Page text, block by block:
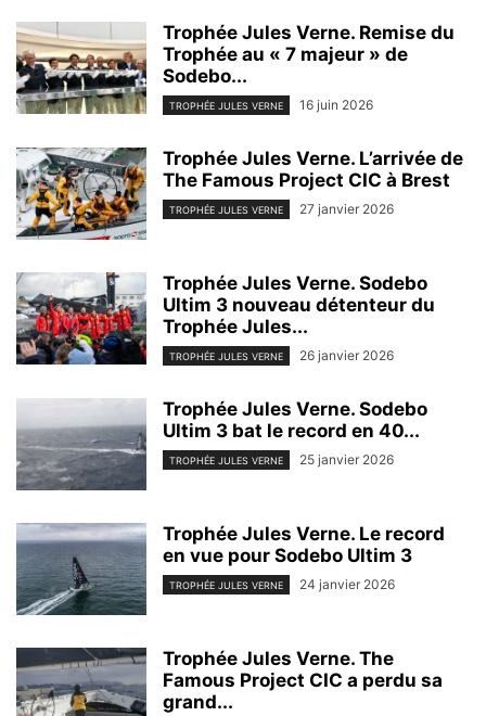
Trophée Jules Verne. Remise du
Trophée au « 7 majeur » de
Sodebo...
TROPHÉE JULES VERNE 16 juin 2026
Trophée Jules Verne. L’arrivée de
The Famous Project CIC à Brest
TROPHÉE JULES VERNE 27 janvier 2026
Trophée Jules Verne. Sodebo
Ultim 3 nouveau détenteur du
Trophée Jules...
TROPHÉE JULES VERNE 26 janvier 2026
Trophée Jules Verne. Sodebo
Ultim 3 bat le record en 40...
TROPHÉE JULES VERNE 25 janvier 2026
Trophée Jules Verne. Le record
en vue pour Sodebo Ultim 3
TROPHÉE JULES VERNE 24 janvier 2026
Trophée Jules Verne. The
Famous Project CIC a perdu sa
grand...